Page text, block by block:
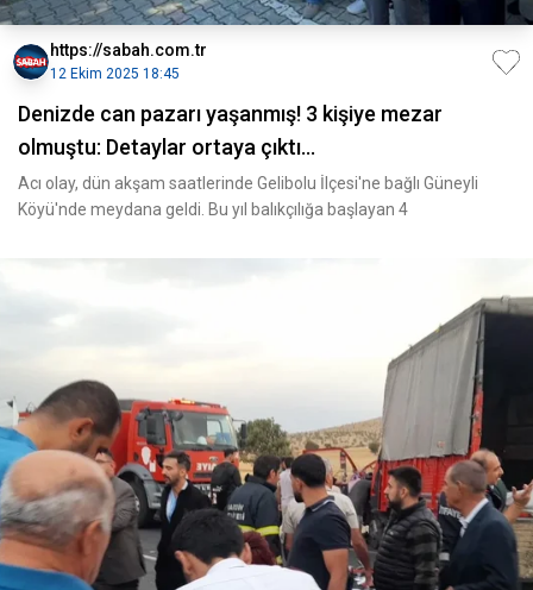
https://sabah.com.tr
12 Ekim 2025 18:45
Denizde can pazarı yaşanmış! 3 kişiye mezar
olmuştu: Detaylar ortaya çıktı...
Acı olay, dün akşam saatlerinde Gelibolu İlçesi'ne bağlı Güneyli
Köyü'nde meydana geldi. Bu yıl balıkçılığa başlayan 4